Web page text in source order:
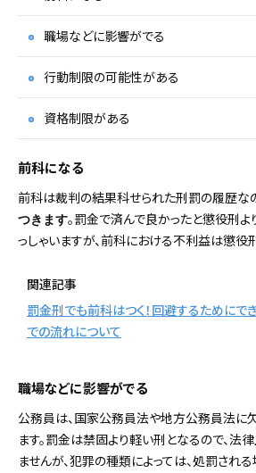
職場などに影響がでる
行動制限の可能性がある
資格制限がある
前科になる
前科は裁判の結果科せられた刑罰の履歴な
つきます。罰金で済んで良かったと懲役刑
っしゃいますが、前科における不利益は懲役
関連記事
罰金刑でも前科はつく！回避するためにで
での流れについて
職場などに影響がでる
公務員は、国家公務員法や地方公務員法に
ます。罰金は禁固より軽い刑となるので、法
ませんが、犯罪の種類によっては、処罰される